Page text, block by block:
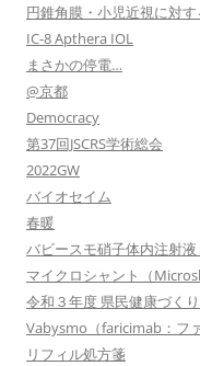
円錐角膜・小児近視に対
IC-8 Apthera IOL
まさかの停電…
@京都
Democracy
第37回JSCRS学術総会
2022GW
バイオセイム
春暖
バビースモ硝子体内注射液
マイクロシャント（
令和３年度 県民健康づく
Vabysmo（faricimab：フ
リフィル処方箋